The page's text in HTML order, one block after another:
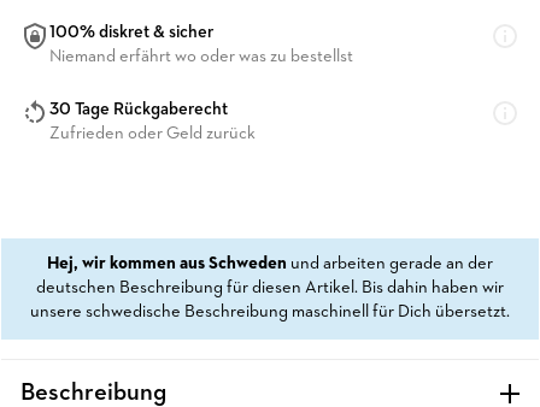
100% diskret & sicher
Niemand erfährt wo oder was zu bestellst
30 Tage Rückgaberecht
Zufrieden oder Geld zurück
Hej, wir kommen aus Schweden und arbeiten gerade an der
deutschen Beschreibung für diesen Artikel. Bis dahin haben wir
unsere schwedische Beschreibung maschinell für Dich übersetzt.
Beschreibung